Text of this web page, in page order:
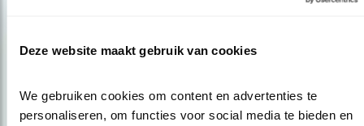
Deze website maakt gebruik van cookies
We gebruiken cookies om content en advertenties te
personaliseren, om functies voor social media te bieden en